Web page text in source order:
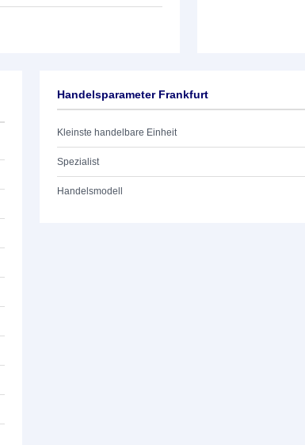
Handelsparameter Frankfurt
Kleinste handelbare Einheit
Spezialist
Handelsmodell